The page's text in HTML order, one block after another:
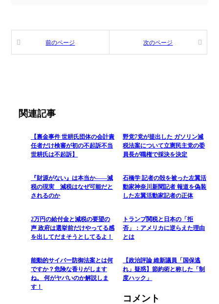
前のページ 次のページ
関連記事
【裏金事件 世耕氏団体の会計責
任者だけ検審が初の不起訴不当
世耕氏は不起訴】
野党7党が提出した ガソリン減
税法案について立憲民主党の委
員長が職権で採決を決定
『財源がない』は本当か――減
税の現実 減税はなぜ可能だと
されるのか
石橋学 記者の殻を被った左翼活
動家神奈川新聞記者 報道を偽装
した左翼活動家記者の正体
2万円の給付金と減税の要望の
声 政府は選挙前だけやってる感
を出してだまそうとしてるよ！
トランプ関税と日本の「拒
否」：アメリカに逆らえた理由
とは
能動的サイバー防御法案とは何
ですか？危険な香りがします
ね。 何がヤバいのか解説しま
す！
【政治評論 維新議員「国保逃
れ」疑惑】節約術と称した「制
度ハック」
コメント